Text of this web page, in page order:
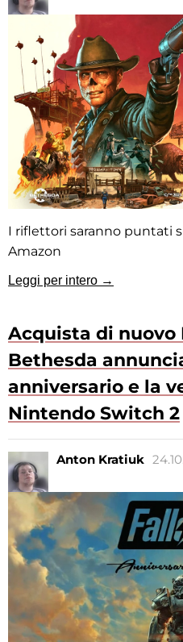
I riflettori saranno puntati
Amazon
Leggi per intero →
Acquista di nuovo
Bethesda
anniversario e la
Nintendo Switch 2
Anton Kratiuk